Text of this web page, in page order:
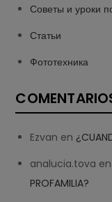
Советы и уроки
Статьи
Фототехника
Ezvan en
analucia.tova en
PROFAMILIA?